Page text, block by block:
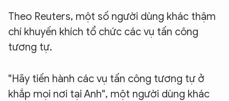
Theo Reuters, một số người dùng khác thậm
chí khuyến khích tổ chức các vụ tấn công
tương tự.
"Hãy tiến hành các vụ tấn công tương tự ở
khắp mọi nơi tại Anh", một người dùng khác